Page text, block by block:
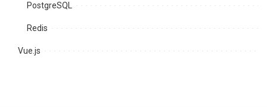
PostgreSQL
Redis
Vue.js